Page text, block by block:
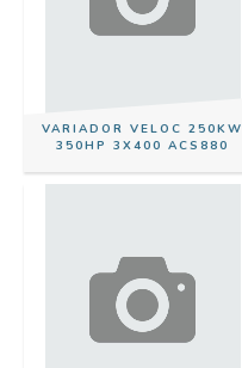
VARIADOR VELOC 250KW
350HP 3X400 ACS880